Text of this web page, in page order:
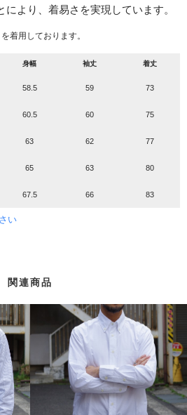
より、着易さを実現しています。
着用しております。
身幅 袖丈 着丈
58.5 59 73
60.5 60 75
63 62 77
65 63 80
67.5 66 83
い
関連商品